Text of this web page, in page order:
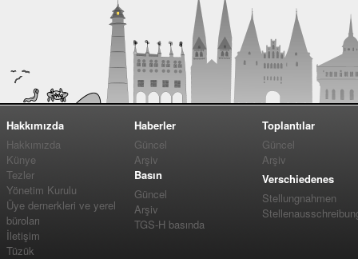
Hakkımızda
Hakkımızda
Künye
Tezler
Yönetim Kurulu
Üye dernerkleri ve yerel
büroları
İletişim
Tüzük
Haberler
Güncel
Arşiv
Basın
Güncel
Arşiv
TGS-H basında
Toplantılar
Güncel
Arşiv
Verschiedenes
Stellungnahmen